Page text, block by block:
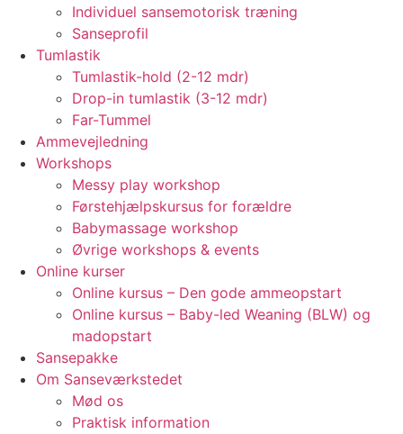
Individuel sansemotorisk træning
Sanseprofil
Tumlastik
Tumlastik-hold (2-12 mdr)
Drop-in tumlastik (3-12 mdr)
Far-Tummel
Ammevejledning
Workshops
Messy play workshop
Førstehjælpskursus for forældre
Babymassage workshop
Øvrige workshops & events
Online kurser
Online kursus – Den gode ammeopstart
Online kursus – Baby-led Weaning (BLW) og
madopstart
Sansepakke
Om Sanseværkstedet
Mød os
Praktisk information